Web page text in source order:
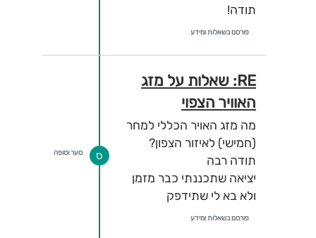
תודה!
פורסם בשאלות ומידע
RE: שאלות על מזג
האוויר הצפוי
מה מזג האויר הכללי למחר
(חמישי) לאיזור הצפון?
תודה רבה
יציאה שתכננתי כבר מזמן
ולא בא לי שתידפק
פורסם בשאלות ומידע
ס סער וסופה